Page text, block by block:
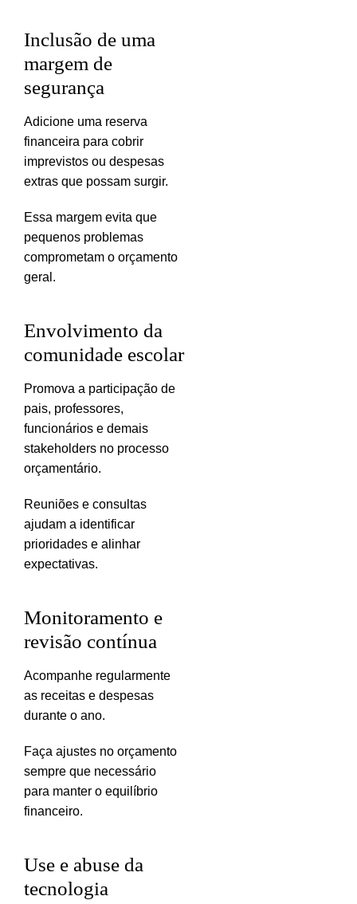
Inclusão de uma
margem de
segurança
Adicione uma reserva
financeira para cobrir
imprevistos ou despesas
extras que possam surgir.
Essa margem evita que
pequenos problemas
comprometam o orçamento
geral.
Envolvimento da
comunidade escolar
Promova a participação de
pais, professores,
funcionários e demais
stakeholders no processo
orçamentário.
Reuniões e consultas
ajudam a identificar
prioridades e alinhar
expectativas.
Monitoramento e
revisão contínua
Acompanhe regularmente
as receitas e despesas
durante o ano.
Faça ajustes no orçamento
sempre que necessário
para manter o equilíbrio
financeiro.
Use e abuse da
tecnologia